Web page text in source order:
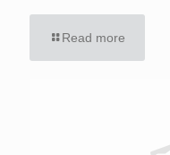
Read more